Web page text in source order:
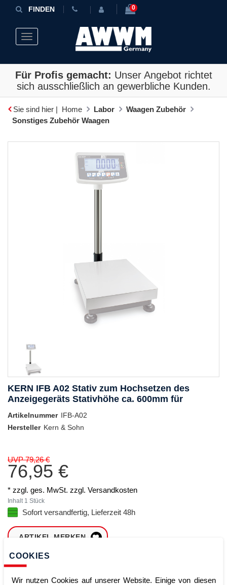
FINDEN 0
Toggle navigation
Für Profis gemacht: Unser Angebot richtet
sich ausschließlich an gewerbliche Kunden.
Sie sind hier | Home Labor
Waagen Zubehör
Sonstiges Zubehör Waagen
KERN IFB A02 Stativ zum Hochsetzen des
Anzeigegeräts Stativhöhe ca. 600mm für
Artikelnummer IFB-A02
Hersteller Kern & Sohn
UVP 79,26 €
76,95 €
* zzgl. ges. MwSt. zzgl. Versandkosten
Inhalt 1 Stück
Sofort versandfertig, Lieferzeit 48h
ARTIKEL MERKEN
COOKIES
Wir nutzen Cookies auf unserer Website. Einige von diesen